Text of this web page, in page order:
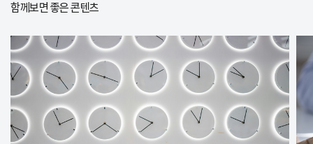
함께보면 좋은 콘텐츠